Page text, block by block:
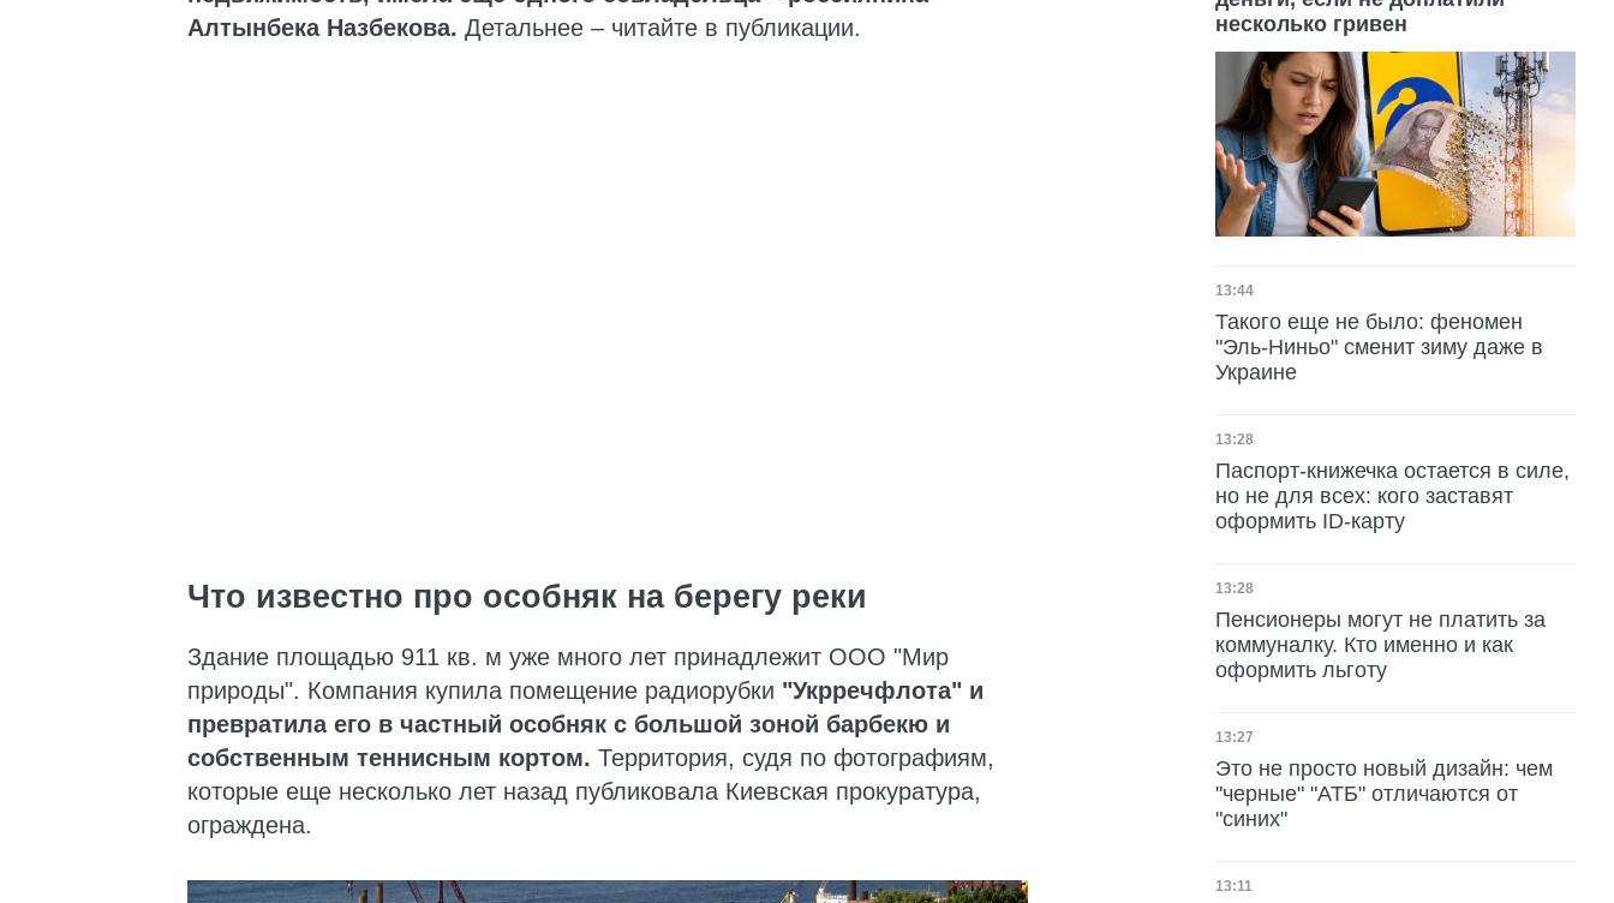
Алтынбека Назбекова. Детальнее – читайте в публикации.
Что известно про особняк на берегу реки
Здание площадью 911 кв. м уже много лет принадлежит ООО "Мир
природы". Компания купила помещение радиорубки "Укрречфлота" и
превратила его в частный особняк с большой зоной барбекю и
собственным теннисным кортом. Территория, судя по фотографиям,
которые еще несколько лет назад публиковала Киевская прокуратура,
ограждена.
несколько гривен
Дата публикации
13:44
Такого еще не было: феномен
"Эль-Ниньо" сменит зиму даже в
Украине
Дата публикации
13:28
Паспорт-книжечка остается в силе,
но не для всех: кого заставят
оформить ID-карту
Дата публикации
13:28
Пенсионеры могут не платить за
коммуналку. Кто именно и как
оформить льготу
Дата публикации
13:27
Это не просто новый дизайн: чем
"черные" "АТБ" отличаются от
"синих"
Дата публикации
13:11